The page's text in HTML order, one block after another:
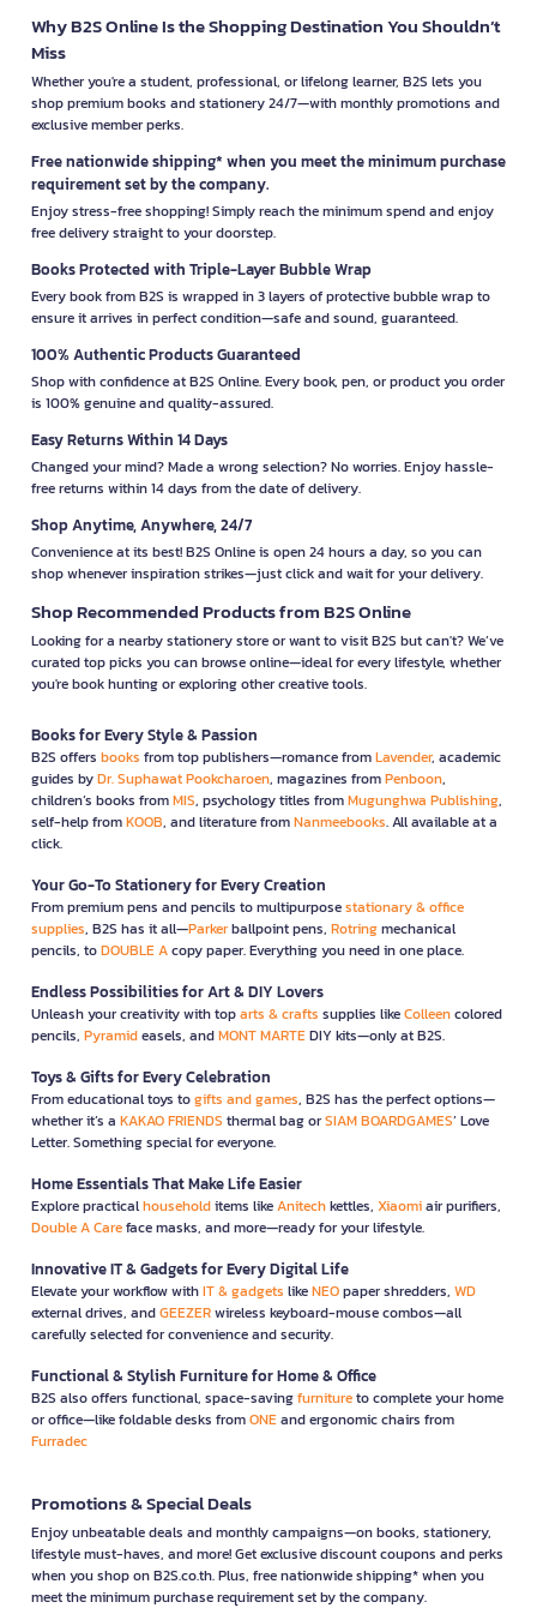
Why B2S Online Is the Shopping Destination You Shouldn’t
Miss
Whether you're a student, professional, or lifelong learner, B2S lets you
shop premium books and stationery 24/7—with monthly promotions and
exclusive member perks.
Free nationwide shipping* when you meet the minimum purchase
requirement set by the company.
Enjoy stress-free shopping! Simply reach the minimum spend and enjoy
free delivery straight to your doorstep.
Books Protected with Triple-Layer Bubble Wrap
Every book from B2S is wrapped in 3 layers of protective bubble wrap to
ensure it arrives in perfect condition—safe and sound, guaranteed.
100% Authentic Products Guaranteed
Shop with confidence at B2S Online. Every book, pen, or product you order
is 100% genuine and quality-assured.
Easy Returns Within 14 Days
Changed your mind? Made a wrong selection? No worries. Enjoy hassle-
free returns within 14 days from the date of delivery.
Shop Anytime, Anywhere, 24/7
Convenience at its best! B2S Online is open 24 hours a day, so you can
shop whenever inspiration strikes—just click and wait for your delivery.
Shop Recommended Products from B2S Online
Looking for a nearby stationery store or want to visit B2S but can't? We’ve
curated top picks you can browse online—ideal for every lifestyle, whether
you're book hunting or exploring other creative tools.
Books for Every Style & Passion
B2S offers books from top publishers—romance fromLavender, academic
guides byDr. Suphawat Pookcharoen, magazines fromPenboon,
children’s books fromMIS, psychology titles fromMugunghwa Publishing,
self-help fromKOOB, and literature fromNanmeebooks. All available at a
click.
Your Go-To Stationery for Every Creation
From premium pens and pencils to multipurposestationary & office
supplies, B2S has it all—Parkerballpoint pens, Rotringmechanical
pencils, toDOUBLE Acopy paper. Everything you need in one place.
Endless Possibilities for Art & DIY Lovers
Unleash your creativity with toparts & crafts supplies likeColleencolored
pencils, Pyramideasels, andMONT MARTEDIY kits—only at B2S.
Toys & Gifts for Every Celebration
From educational toys togifts and games, B2S has the perfect options—
whether it’s a KAKAO FRIENDS thermal bag orSIAM BOARDGAMES’ Love
Letter. Something special for everyone.
Home Essentials That Make Life Easier
Explore practicalhouseholditems likeAnitechkettles, Xiaomiair purifiers,
Double A Careface masks, and more—ready for your lifestyle.
Innovative IT & Gadgets for Every Digital Life
Elevate your workflow withIT & gadgets likeNEOpaper shredders, WD
external drives, andGEEZERwireless keyboard-mouse combos—all
carefully selected for convenience and security.
Functional & Stylish Furniture for Home & Office
B2S also offers functional, space-savingfurnitureto complete your home
or office—like foldable desks fromONEand ergonomic chairs from
Furradec
Promotions & Special Deals
Enjoy unbeatable deals and monthly campaigns—on books, stationery,
lifestyle must-haves, and more! Get exclusive discount coupons and perks
when you shop on B2S.co.th. Plus, free nationwide shipping* when you
meet the minimum purchase requirement set by the company.